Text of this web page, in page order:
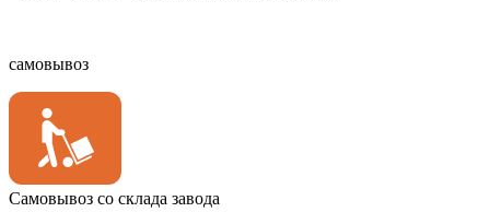
самовывоз
Самовывоз со склада завода